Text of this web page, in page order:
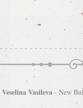
Veselina Vasileva- New